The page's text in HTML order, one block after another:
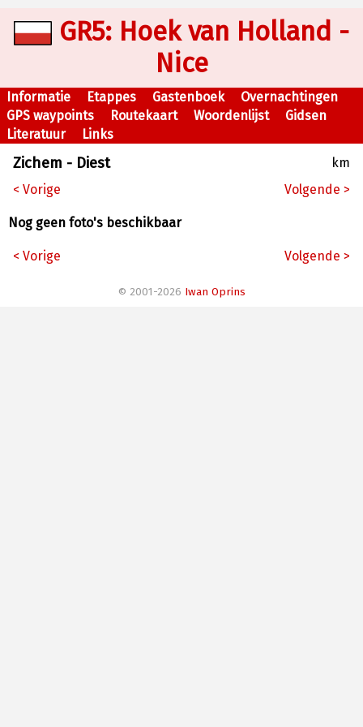
GR5: Hoek van Holland -
Nice
Informatie Etappes Gastenboek
Overnachtingen
GPS waypoints
Routekaart Woordenlijst
Gidsen
Literatuur
Links
Zichem - Diest
km
< Vorige
Volgende >
Nog geen foto's beschikbaar
< Vorige Volgende >
© 2001-2026 Iwan Oprins